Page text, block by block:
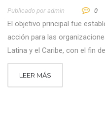
Publicado por Admin 0
El objetivo principal fue
acción para las
Latina y el Caribe, con el fin
LEER MÁS